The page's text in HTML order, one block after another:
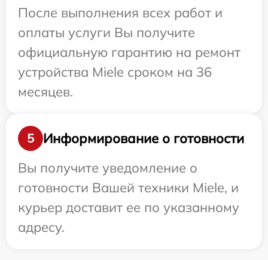
После выполнения всех работ и
оплаты услуги Вы получите
официальную гарантию на ремонт
устройства Miele сроком на 36
месяцев.
5
Информирование о готовности
Вы получите уведомление о
готовности Вашей техники Miele, и
курьер доставит ее по указанному
адресу.